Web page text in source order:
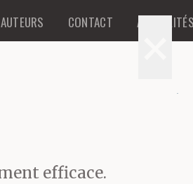
AUTEURS CONTACT
efficace.